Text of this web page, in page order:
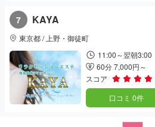
7 KAYA
東京都 / 上野・御徒町
11:00～翌朝3:00
60分 7,000円～
スコア
口コミ 0件